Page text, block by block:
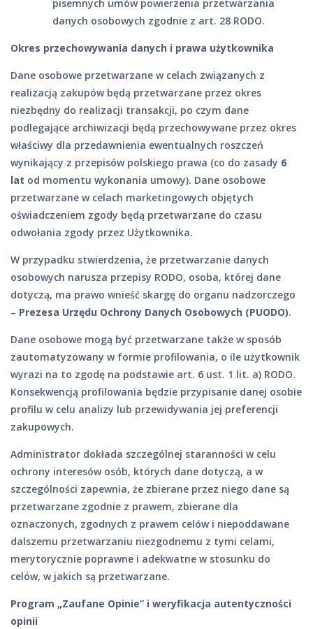
pisemnych umów powierzenia przetwarzania
danych osobowych zgodnie z art. 28 RODO.
Okres przechowywania danych i prawa użytkownika
Dane osobowe przetwarzane w celach związanych z
realizacją zakupów będą przetwarzane przez okres
niezbędny do realizacji transakcji, po czym dane
podlegające archiwizacji będą przechowywane przez okres
właściwy dla przedawnienia ewentualnych roszczeń
wynikający z przepisów polskiego prawa (co do zasady 6
lat od momentu wykonania umowy). Dane osobowe
przetwarzane w celach marketingowych objętych
oświadczeniem zgody będą przetwarzane do czasu
odwołania zgody przez Użytkownika.
W przypadku stwierdzenia, że przetwarzanie danych
osobowych narusza przepisy RODO, osoba, której dane
dotyczą, ma prawo wnieść skargę do organu nadzorczego
– Prezesa Urzędu Ochrony Danych Osobowych (PUODO).
Dane osobowe mogą być przetwarzane także w sposób
zautomatyzowany w formie profilowania, o ile użytkownik
wyrazi na to zgodę na podstawie art. 6 ust. 1 lit. a) RODO.
Konsekwencją profilowania będzie przypisanie danej osobie
profilu w celu analizy lub przewidywania jej preferencji
zakupowych.
Administrator dokłada szczególnej staranności w celu
ochrony interesów osób, których dane dotyczą, a w
szczególności zapewnia, że zbierane przez niego dane są
przetwarzane zgodnie z prawem, zbierane dla
oznaczonych, zgodnych z prawem celów i niepoddawane
dalszemu przetwarzaniu niezgodnemu z tymi celami,
merytorycznie poprawne i adekwatne w stosunku do
celów, w jakich są przetwarzane.
Program „Zaufane Opinie” i weryfikacja autentyczności
opinii